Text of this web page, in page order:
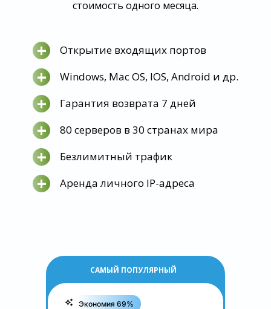
стоимость одного месяца.
+ Открытие входящих портов
+ Windows, Mac OS, IOS, Android и др.
+ Гарантия возврата 7 дней
+ 80 серверов в 30 странах мира
+ Безлимитный трафик
+ Аренда личного IP-адреса
САМЫЙ ПОПУЛЯРНЫЙ
Экономия 69%